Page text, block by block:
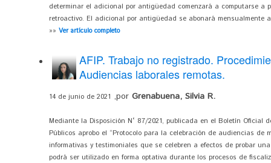
determinar el adicional por antigüedad comenzará a computarse a
retroactivo. El adicional por antigüedad se abonará mensualmente
»» Ver artículo completo
AFIP. Trabajo no registrado.
Audiencias laborales remotas.
14 de junio de 2021 ,por Grenabuena, Silvia R.
Mediante la Disposición N° 87/2021, publicada en el Boletín Oficial
Públicos aprobo el “Protocolo para la celebración de audiencias
informativas y testimoniales que se celebren a efectos de probar
podrá ser utilizado en forma optativa durante los procesos de